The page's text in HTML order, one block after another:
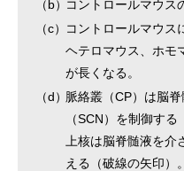
（b） コントロールマウス
（c） コントロールマウス
ヘテロマウス、ホモ
が長くなる。
（d）脈絡叢（CP）は脳
（SCN）を制御す
上核は脳脊髄液を
える（破線の矢印）。